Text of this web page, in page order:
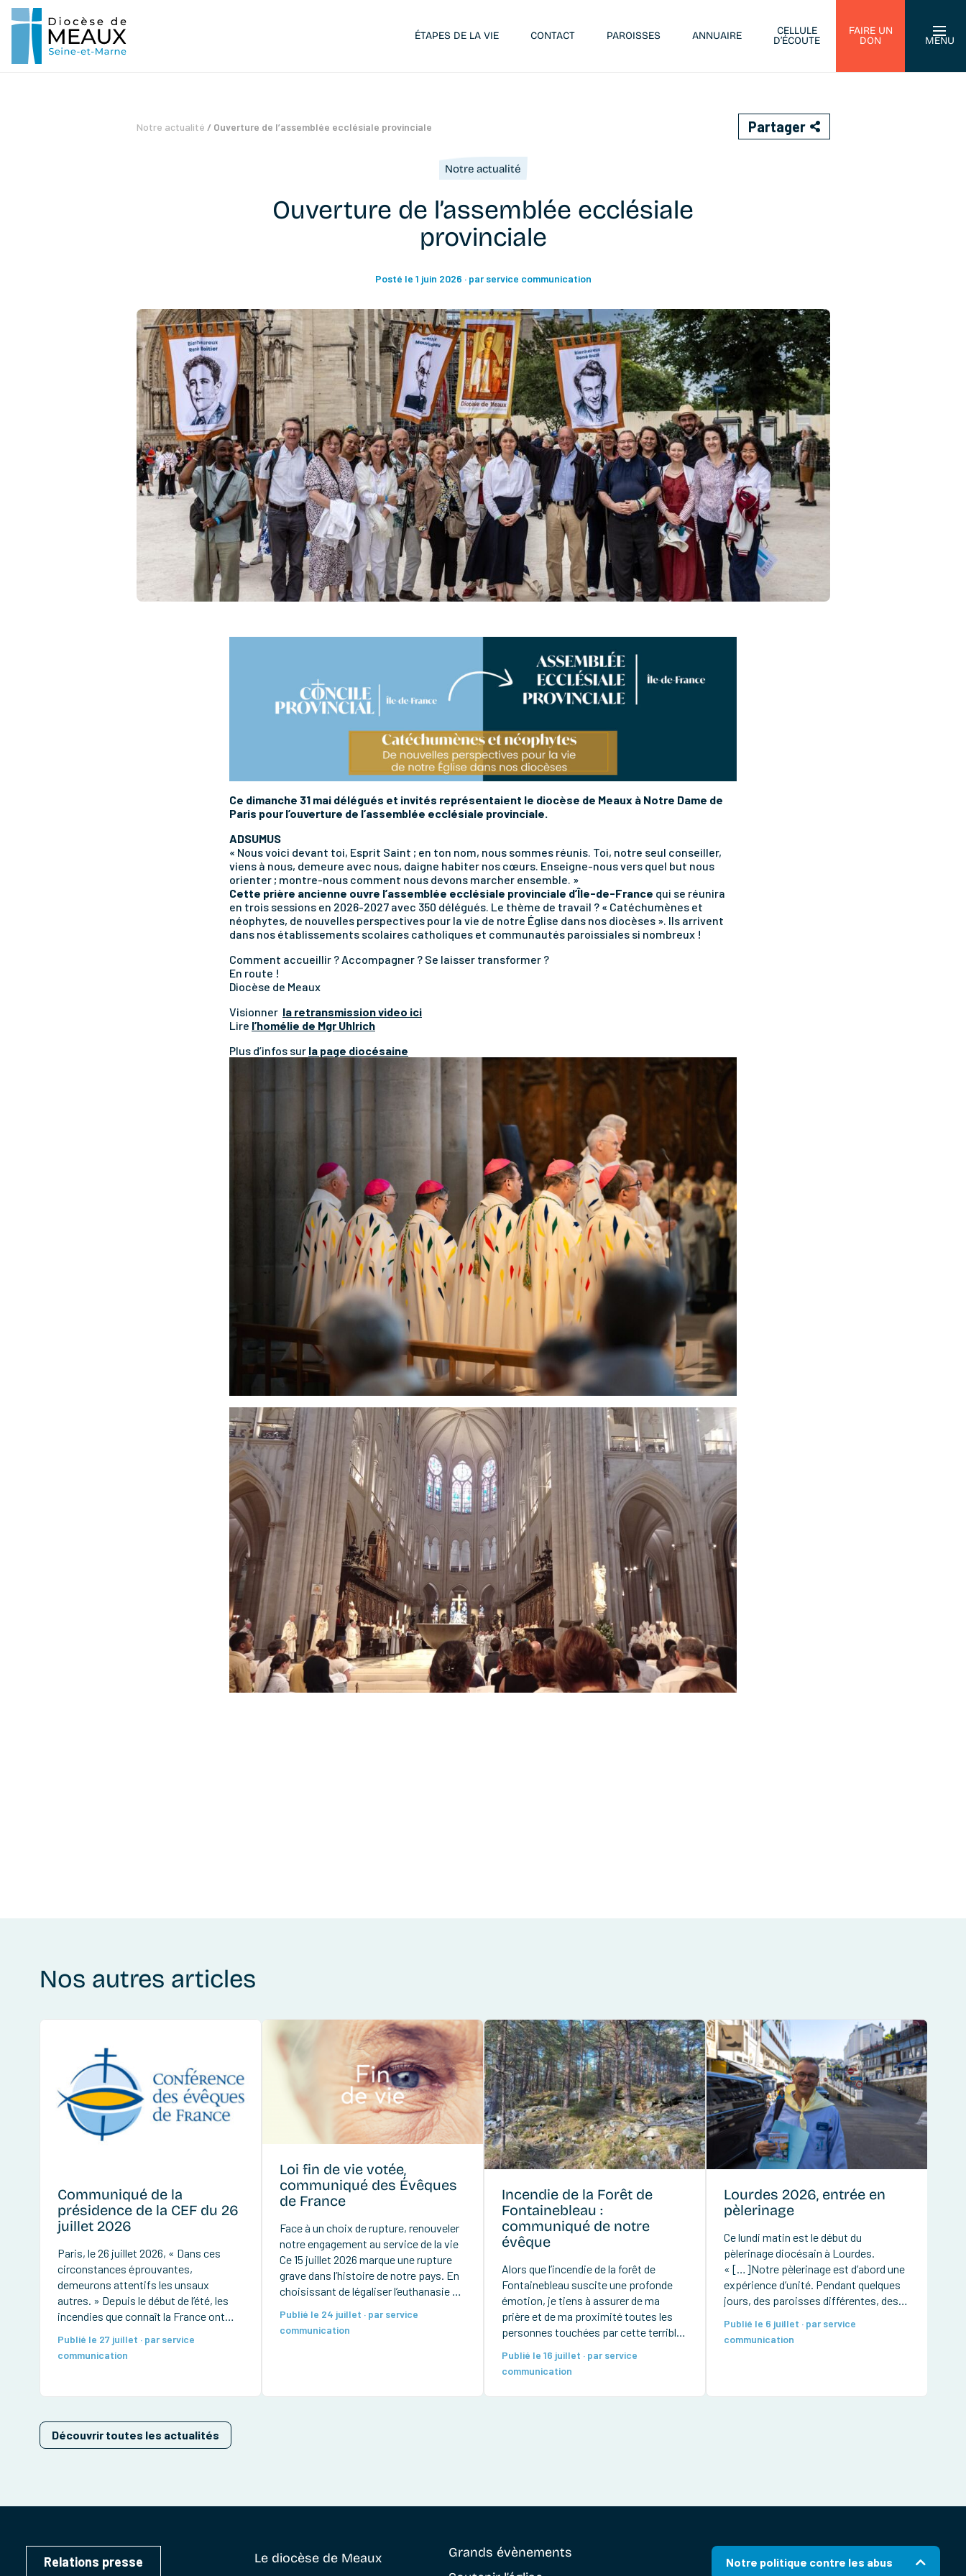
ÉTAPES DE LA VIE CONTACT PAROISSES ANNUAIRE
CELLULE
D’ÉCOUTE
FAIRE UN
DON
MENU
Notre actualité / Ouverture de l’assemblée ecclésiale provinciale Partager
Notre actualité
Ouverture de l’assemblée ecclésiale
provinciale
Posté le 1 juin 2026 · par service communication
Ce dimanche 31 mai délégués et invités représentaient le diocèse de Meaux à Notre Dame de
Paris pour l’ouverture de l’assemblée ecclésiale provinciale.
ADSUMUS
« Nous voici devant toi, Esprit Saint ; en ton nom, nous sommes réunis. Toi, notre seul conseiller,
viens à nous, demeure avec nous, daigne habiter nos cœurs. Enseigne-nous vers quel but nous
orienter ; montre-nous comment nous devons marcher ensemble. »
Cette prière ancienne ouvre l’assemblée ecclésiale provinciale d’Île-de-France qui se réunira
en trois sessions en 2026-2027 avec 350 délégués. Le thème de travail ? « Catéchumènes et
néophytes, de nouvelles perspectives pour la vie de notre Église dans nos diocèses ». Ils arrivent
dans nos établissements scolaires catholiques et communautés paroissiales si nombreux !
Comment accueillir ? Accompagner ? Se laisser transformer ?
En route !
Diocèse de Meaux
Visionner la retransmission video ici
Lire l’homélie de Mgr Uhlrich
Plus d’infos sur la page diocésaine
Nos autres articles
Communiqué de la
présidence de la CEF du 26
juillet 2026
Paris, le 26 juillet 2026, « Dans ces
circonstances éprouvantes,
demeurons attentifs les unsaux
autres. » Depuis le début de l’été, les
incendies que connaît la France ont
hectares, provoqué le déplacement
d’environ 170 000 personnes et détruit
Publié le 27 juillet · par service
communication
Loi fin de vie votée,
communiqué des Évêques
de France
Face à un choix de rupture, renouveler
notre engagement au service de la vie
Ce 15 juillet 2026 marque une rupture
grave dans l’histoire de notre pays. En
choisissant de légaliser l’euthanasie et
inscrit dans la loi française la
Publié le 24 juillet · par service
communication
Incendie de la Forêt de
Fontainebleau :
communiqué de notre
évêque
Alors que l’incendie de la forêt de
Fontainebleau suscite une profonde
émotion, je tiens à assurer de ma
prière et de ma proximité toutes les
personnes touchées par cette terrible
Jean-Yves Nahmias
Publié le 16 juillet · par service
communication
Lourdes 2026, entrée en
pèlerinage
Ce lundi matin est le début du
pèlerinage diocésain à Lourdes.
« […]Notre pèlerinage est d’abord une
expérience d’unité. Pendant quelques
jours, des paroisses différentes, des
valides et fragiles, des hospitaliers,
des prêtres, des diacres et des
Publié le 6 juillet · par service
communication
Découvrir toutes les actualités
Relations presse Le diocèse de Meaux
Grands évènements
Notre politique contre les abus